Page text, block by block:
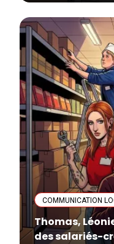
COMMUNICATION
Thomas,
des salariés-